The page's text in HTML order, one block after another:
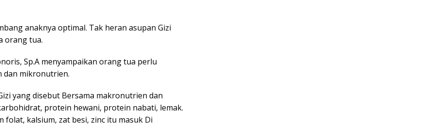
anaknya optimal. Tak heran asupan Gizi
orang tua.
Sp.A menyampaikan orang tua perlu
dan mikronutrien.
yang disebut Bersama makronutrien dan
protein hewani, protein nabati, lemak.
kalsium, zat besi, zinc itu masuk Di